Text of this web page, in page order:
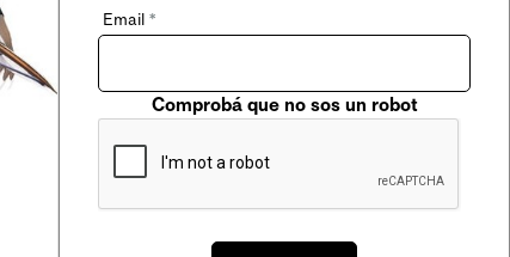
Email *
Comprobá que no sos un robot